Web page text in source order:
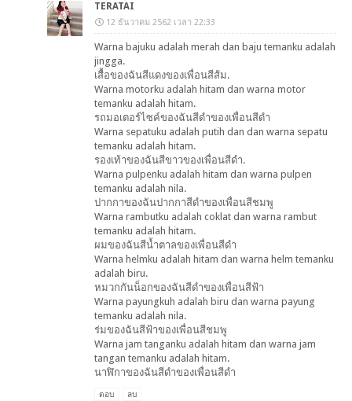
TERATAI
12 ธันวาคม 2562 เวลา 22:33
Warna bajuku adalah merah dan baju temanku adalah
jingga.
เสื้อของฉันสีแดงของเพื่อนสีส้ม.
Warna motorku adalah hitam dan warna motor
temanku adalah hitam.
รถมอเตอร์ไซค์ของฉันสีดำของเพื่อนสีดำ
Warna sepatuku adalah putih dan dan warna sepatu
temanku adalah hitam.
รองเท้าของฉันสีขาวของเพื่อนสีดำ.
Warna pulpenku adalah hitam dan warna pulpen
temanku adalah nila.
ปากกาของฉันปากกาสีดำของเพื่อนสีชมพู
Warna rambutku adalah coklat dan warna rambut
temanku adalah hitam.
ผมของฉันสีน้ำตาลของเพื่อนสีดำ
Warna helmku adalah hitam dan warna helm temanku
adalah biru.
หมวกกันน็อกของฉันสีดำของเพื่อนสีฟ้า
Warna payungkuh adalah biru dan warna payung
temanku adalah nila.
ร่มของฉันสีฟ้าของเพื่อนสีชมพู
Warna jam tanganku adalah hitam dan warna jam
tangan temanku adalah hitam.
นาฬิกาของฉันสีดำของเพื่อนสีดำ
ตอบ ลบ